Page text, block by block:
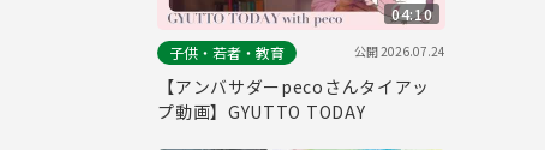
04:10
子供・若者・教育
公開2026.07.24
【アンバサダーpecoさんタイアッ
プ動画】GYUTTO TODAY